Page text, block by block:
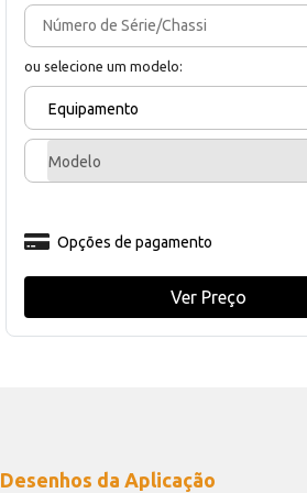
ou selecione um modelo:
Equipamento
Modelo
Opções de pagamento
Ver Preço
Desenhos da Aplicação